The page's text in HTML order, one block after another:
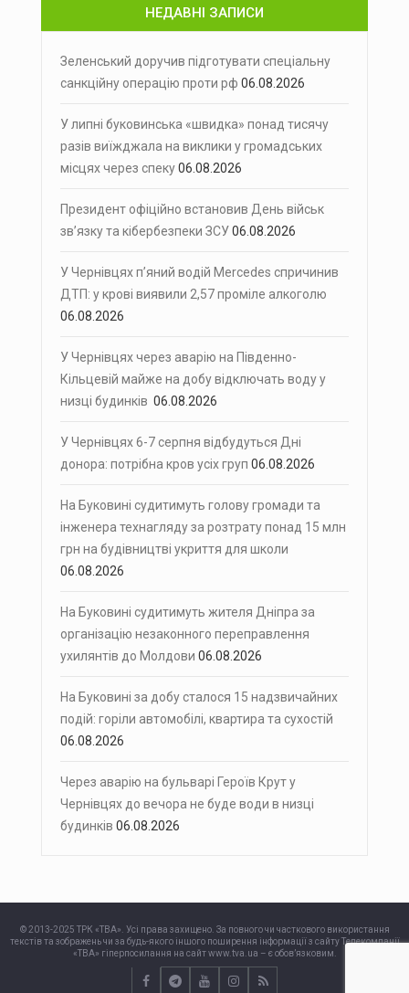
НЕДАВНІ ЗАПИСИ
Зеленський доручив підготувати спеціальну
санкційну операцію проти рф 06.08.2026
У липні буковинська «швидка» понад тисячу
разів виїжджала на виклики у громадських
місцях через спеку06.08.2026
Президент офіційно встановив День військ
зв’язку та кібербезпеки ЗСУ06.08.2026
У Чернівцях п’яний водій Mercedes спричинив
ДТП: у крові виявили 2,57 проміле алкоголю
06.08.2026
У Чернівцях через аварію на Південно-
Кільцевій майже на добу відключать воду у
низці будинків 06.08.2026
У Чернівцях 6-7 серпня відбудуться Дні
донора: потрібна кров усіх груп 06.08.2026
На Буковині судитимуть голову громади та
інженера технагляду за розтрату понад 15 млн
грн на будівництві укриття для школи
06.08.2026
На Буковині судитимуть жителя Дніпра за
організацію незаконного переправлення
ухилянтів до Молдови 06.08.2026
На Буковині за добу сталося 15 надзвичайних
подій: горіли автомобілі, квартира та сухостій
06.08.2026
Через аварію на бульварі Героїв Крут у
Чернівцях до вечора не буде води в низці
будинків 06.08.2026
© 2013-2025 ТРК «ТВА». Усі права захищено. За повного чи часткового використання
текстів та зображень чи за будь-якого іншого поширення інформації з сайту Телекомпанії
«ТВА» гіперпосилання на сайт www.tva.ua – є обов’язковим.